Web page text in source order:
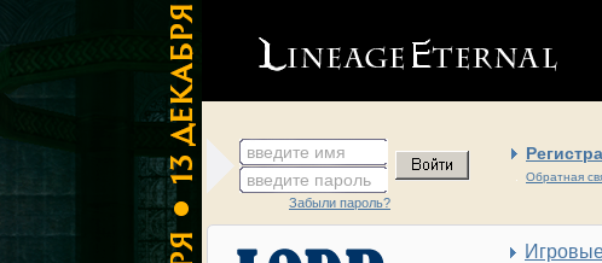
введите имя
Обратная
введите пароль
Забыли пароль?